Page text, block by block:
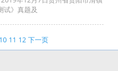
试》真题及
10 11 12 下一页